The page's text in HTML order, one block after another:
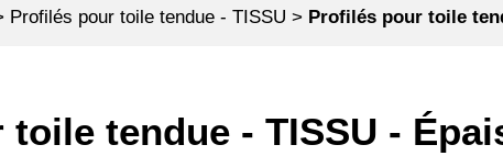
Profilés pour toile tendue - TISSU > Profilés pour toile
tendue - TISSU -